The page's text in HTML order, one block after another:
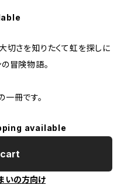
切さを知りたくて虹を探しに
冒険物語。
冊です。
available
いの方向け